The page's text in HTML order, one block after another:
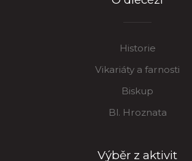
Historie
Vikariáty a farnosti
Biskup
Bl. Hroznata
Výběr z aktivit